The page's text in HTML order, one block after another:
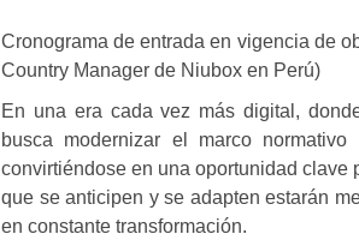
Cronograma de entrada en vigencia de
Country Manager de Niubox en Perú)
En una era cada vez más digital,
busca modernizar el marco
convirtiéndose en una oportunidad clave
que se anticipen y se adapten estarán
en constante transformación.